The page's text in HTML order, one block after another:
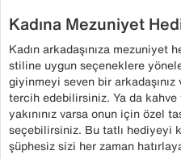
Kadına Mezuniyet
Kadın arkadaşınıza mezuniyet
stiline uygun seçeneklere
giyinmeyi seven bir
tercih edebilirsiniz. Ya da
yakınınız varsa onun için özel
seçebilirsiniz. Bu tatlı hediyeyi
şüphesiz sizi her zaman